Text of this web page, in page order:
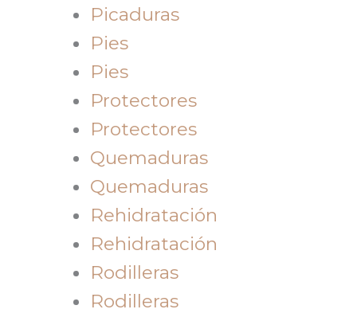
Picaduras
Pies
Pies
Protectores
Protectores
Quemaduras
Quemaduras
Rehidratación
Rehidratación
Rodilleras
Rodilleras